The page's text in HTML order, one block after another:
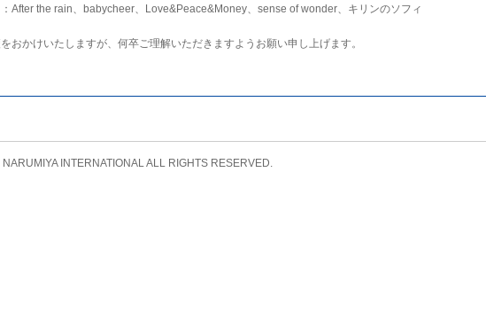
After the rain、babycheer、Love&Peace&Money、sense of wonder、キリンのソフィ
おかけいたしますが、何卒ご理解いただきますようお願い申し上げます。